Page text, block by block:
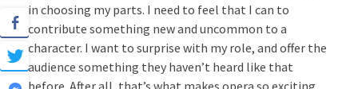
in choosing my parts. I need to feel that I can to
contribute something new and uncommon to a
character. I want to surprise with my role, and offer the
audience something they haven’t heard like that